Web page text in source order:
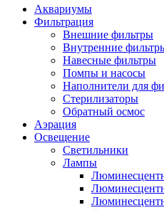
Аквариумы
Фильтрация
Внешние фильтры
Внутренние
Навесные фильтры
Помпы и насосы
Наполнители для
Стерилизаторы
Обратный осмос
Аэрация
Освещение
Светильники
Лампы